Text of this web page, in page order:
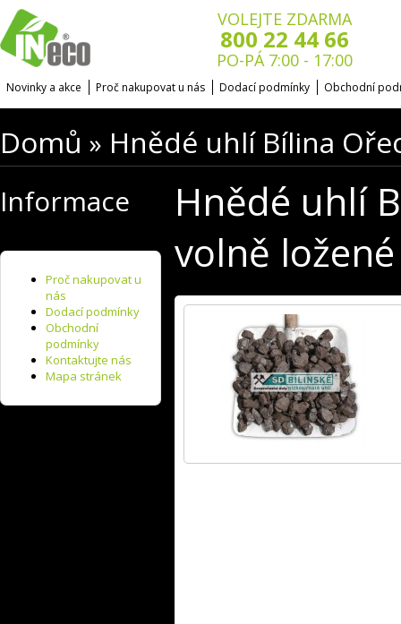
VOLEJTE ZDARMA
800 22 44 66
PO-PÁ 7:00 - 17:00
Novinky a akce Proč nakupovat u nás Dodací podmínky Obchodní
Domů » Hnědé uhlí Bílina
Informace
Proč nakupovat u
nás
Dodací podmínky
Obchodní
podmínky
Kontaktujte nás
Mapa stránek
Hnědé uhlí
volně ložené